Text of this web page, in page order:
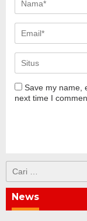
Save my name,
next time I
untuk:
News